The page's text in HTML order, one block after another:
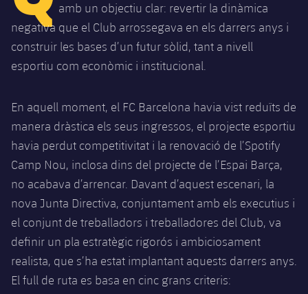
plusicon
més
Palau Blaugrana
Estadi Johan Cruyff
Barça Cafe
Ciutat Esportiva
plusicon
més
Serveis
plusicon
més
SUB13
SUB12
SUB11 B
SUB10 A
SUB10 B
SUB9 B
SUB13 B
SUB12 C
SUB11 C
Entrades
Gameday Shows
Resultats
Classificacions
Jugadors
Fotos
Història
Palmarès
Base
Barça Atlètic
Junior
Cadet A
Cadet B
Infantil A
Infantil B
Mini
Campus Estiu
PLUSICON
MÉS
Actualitat
Calendari
Entrades
Resultats
Classificació
Jugadors
Barça Atlètic
plusicon
més
Actualitat
Calendari
Resultats
Classificació
plusicon
més
Actualitat
Juvenil
Cadet A
PLUSICON
MÉS
Primer equip
plusicon
Actualitat
Barça Atlètic
amb un objectiu clar: revertir la dinàmica
negativa que el Club arrossegava en els darrers anys i
construir les bases d’un futur sòlid, tant a nivell
esportiu com econòmic i institucional.
En aquell moment, el FC Barcelona havia vist reduïts de
manera dràstica els seus ingressos, el projecte esportiu
havia perdut competitivitat i la renovació de l’Spotify
Camp Nou, inclosa dins del projecte de l’Espai Barça,
no acabava d’arrencar. Davant d’aquest escenari, la
nova Junta Directiva, conjuntament amb els executius i
el conjunt de treballadors i treballadores del Club, va
definir un pla estratègic rigorós i ambiciosament
realista, que s’ha estat implantant aquests darrers anys.
El full de ruta es basa en cinc grans criteris: